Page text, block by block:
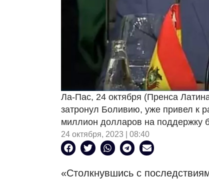
Ла-Пас, 24 октября (Пренса
затронул Боливию, уже привел к
миллион долларов на поддержку
24 октября, 2023 | 08:40
«Столкнувшись с